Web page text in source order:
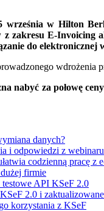
września w Hilton
z zakresu E-Invoicing
do
nabyć za połowę
danych?
i odpowiedzi z webinaru
codzienną pracę z
firmie
API KSeF 2.0
2.0 i
korzystania z KSeF